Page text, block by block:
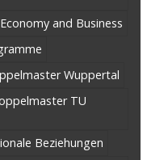
and Business
Wuppertal
TU
Beziehungen